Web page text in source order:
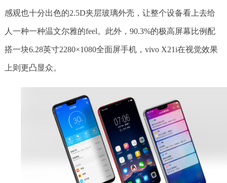
感观也十分出色的2.5D夹层玻璃外壳，让整个设备看上去给
人一种一种温文尔雅的feel。此外，90.3%的极高屏幕比例配
搭一块6.28英寸2280×1080全面屏手机，vivo X21i在视觉效果
上则更凸显众。